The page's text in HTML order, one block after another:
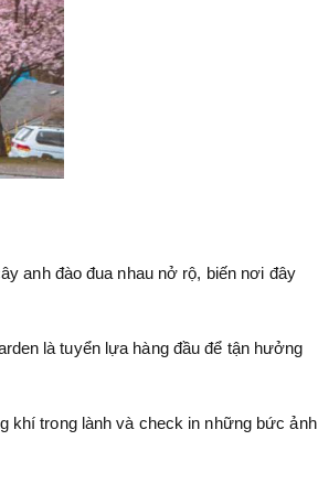
anh đào đua nhau nở rộ, biến nơi đây
là tuyển lựa hàng đầu để tận hưởng
khí trong lành và check in những bức ảnh